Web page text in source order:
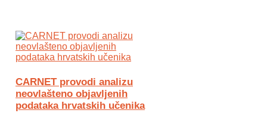
CARNET provodi analizu
neovlašteno objavljenih
podataka hrvatskih učenika